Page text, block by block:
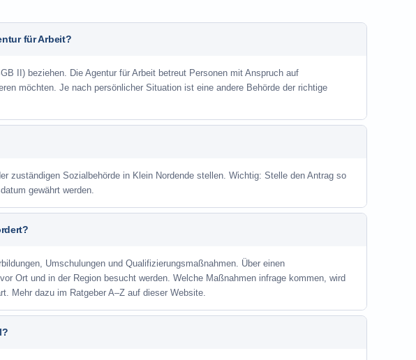
für Arbeit?
II) beziehen. Die Agentur für Arbeit betreut Personen mit Anspruch auf
möchten. Je nach persönlicher Situation ist eine andere Behörde der richtige
zuständigen Sozialbehörde in Klein Nordende stellen. Wichtig: Stelle den Antrag so
gewährt werden.
Umschulungen und Qualifizierungsmaßnahmen. Über einen
Ort und in der Region besucht werden. Welche Maßnahmen infrage kommen, wird
Mehr dazu im Ratgeber A–Z auf dieser Website.